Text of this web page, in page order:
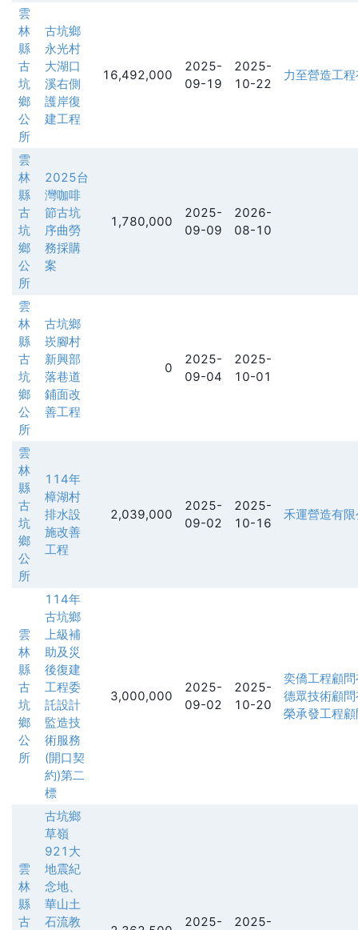
雲
林
縣
古
坑
鄉
公
所
古坑鄉
永光村
大湖口
溪右側
護岸復
建工程
16,492,000
2025-
09-19
2025-
10-22
力至營造工
雲
林
縣
古
坑
鄉
公
所
2025台
灣咖啡
節古坑
序曲勞
務採購
案
1,780,000
2025-
09-09
2026-
08-10
雲
林
縣
古
坑
鄉
公
所
古坑鄉
崁腳村
新興部
落巷道
鋪面改
善工程
0
2025-
09-04
2025-
10-01
雲
林
縣
古
坑
鄉
公
所
114年
樟湖村
排水設
施改善
工程
2,039,000
2025-
09-02
2025-
10-16
禾運營造有
雲
林
縣
古
坑
鄉
公
所
114年
古坑鄉
上級補
助及災
後復建
工程委
託設計
監造技
術服務
(開口契
約)第二
標
3,000,000
2025-
09-02
2025-
10-20
奕僑工程顧
德眾技術顧
榮承發工程
雲
林
縣
古
古坑鄉
草嶺
921大
地震紀
念地、
華山土
石流教
2025- 2025-